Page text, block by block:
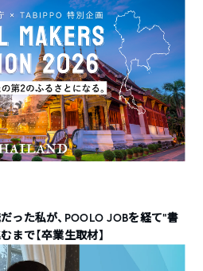
った私が、POOLO JOBを経て“書
まで【卒業生取材】